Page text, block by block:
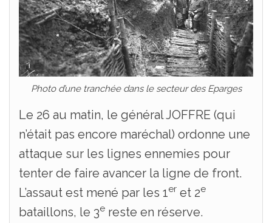
Photo d’une tranchée dans le secteur des Eparges
Le 26 au matin, le général JOFFRE (qui
n’était pas encore maréchal) ordonne une
attaque sur les lignes ennemies pour
tenter de faire avancer la ligne de front.
L’assaut est mené par les 1er et 2e
bataillons, le 3e reste en réserve.